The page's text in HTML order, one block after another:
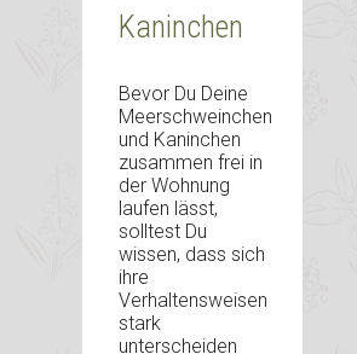
Kaninchen
Bevor Du Deine
Meerschweinchen
und Kaninchen
zusammen frei in
der Wohnung
laufen lässt,
solltest Du
wissen, dass sich
ihre
Verhaltensweisen
stark
unterscheiden